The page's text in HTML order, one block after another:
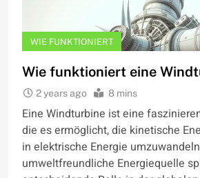
WIE FUNKTIONIERT
Wie funktioniert eine
2 years ago 8 mins
Eine Windturbine ist eine
die es ermöglicht, die kinetische
in elektrische Energie
umweltfreundliche Energiequelle